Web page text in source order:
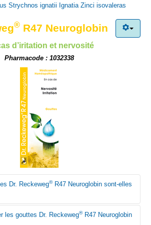
d’autres médicaments en usage interne ou
en automédication)!
Strychnos ignatii Ignatia Zinci isovaleras
® R47 Neuroglobin
d’iritation et nervosité
Pharmacode : 1032338
Dr. Reckeweg®R47 Neuroglobin sont-elles
homéopathique, les gouttes Dr. Reckeweg®
les gouttes Dr. Reckeweg®R47 Neuroglobin